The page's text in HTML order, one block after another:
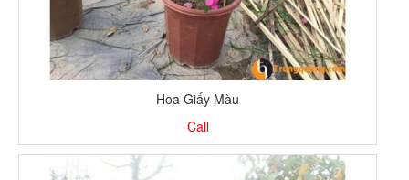
Hoa Giấy Màu
Call